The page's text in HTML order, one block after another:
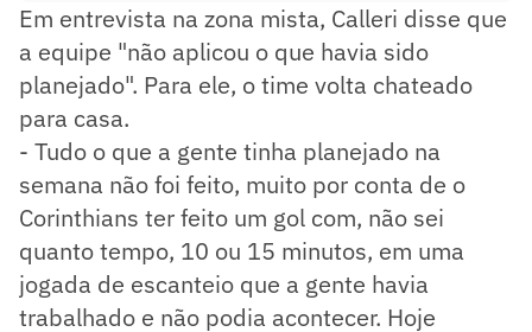
Em entrevista na zona mista, Calleri disse que
a equipe "não aplicou o que havia sido
planejado". Para ele, o time volta chateado
para casa.
- Tudo o que a gente tinha planejado na
semana não foi feito, muito por conta de o
Corinthians ter feito um gol com, não sei
quanto tempo, 10 ou 15 minutos, em uma
jogada de escanteio que a gente havia
trabalhado e não podia acontecer. Hoje